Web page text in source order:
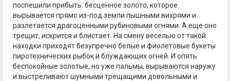
поспешили прибыть: бесценное золото, которое
вырывается прямо из-под земли пышными вихрями и
разлетается драгоценными рубиновыми огнями. А еще оно
трещит, искрится и блистает. На смену веселью от такой
находки приходят безупречно белые и фиолетовые букеты
пиротехнических рыбок и блуждающих огней. И опять
беспокойные золотые, но уже пальмы, вырываются наружу
и выстреливают шумными трещащими довольными и